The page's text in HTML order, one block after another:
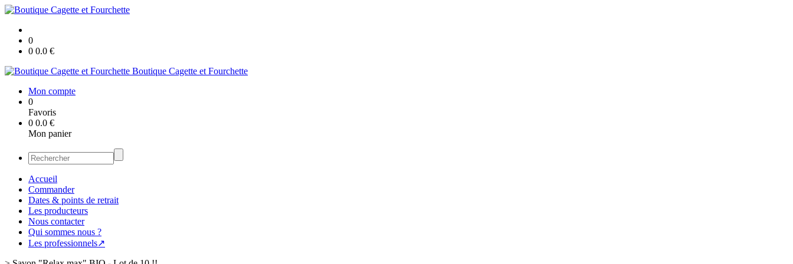
0
0 0.0 €
Boutique Cagette et Fourchette
Mon compte
0
Favoris
0 0.0 €
Mon panier
Accueil
Commander
Dates & points de retrait
Les producteurs
Nous contacter
Qui sommes nous ?
Les professionnels↗